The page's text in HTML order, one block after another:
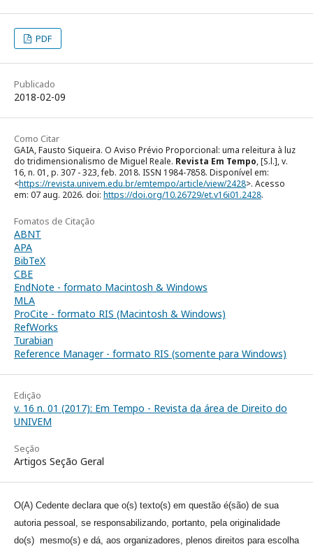
PDF
Publicado
2018-02-09
Como Citar
GAIA, Fausto Siqueira. O Aviso Prévio Proporcional: uma releitura à luz
do tridimensionalismo de Miguel Reale. Revista Em Tempo, [S.l.], v.
16, n. 01, p. 307 - 323, feb. 2018. ISSN 1984-7858. Disponível em:
<https://revista.univem.edu.br/emtempo/article/view/2428>. Acesso
em: 07 aug. 2026. doi: https://doi.org/10.26729/et.v16i01.2428.
Fomatos de Citação
ABNT
APA
BibTeX
CBE
EndNote - formato Macintosh & Windows
MLA
ProCite - formato RIS (Macintosh & Windows)
RefWorks
Turabian
Reference Manager - formato RIS (somente para Windows)
Edição
v. 16 n. 01 (2017): Em Tempo - Revista da área de Direito do
UNIVEM
Seção
Artigos Seção Geral
O(A) Cedente declara que o(s) texto(s) em questão é(são) de sua
autoria pessoal, se responsabilizando, portanto, pela originalidade
do(s) mesmo(s) e dá, aos organizadores, plenos direitos para escolha